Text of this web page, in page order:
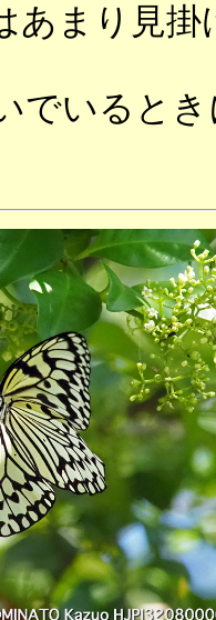
あまり見
でいると